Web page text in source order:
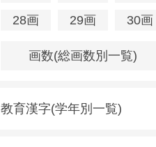
28画
29画 30画
画数(総画数別一覧)
教育漢字(学年別一覧)